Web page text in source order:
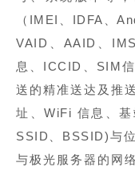
（IMEI、IDFA、
VAID、AAID、
息、ICCID、SIM
送的精准送达及推
址、WiFi 信息、基
SSID、BSSID)与
与极光服务器的网